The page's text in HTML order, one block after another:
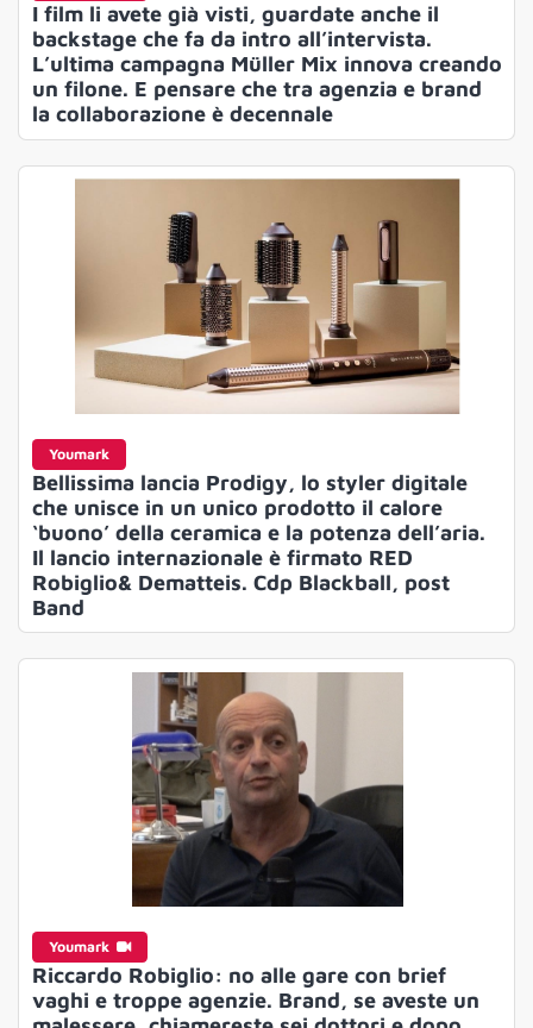
I film li avete già visti, guardate anche il
backstage che fa da intro all’intervista.
L’ultima campagna Müller Mix innova creando
un filone. E pensare che tra agenzia e brand
la collaborazione è decennale
Youmark
Bellissima lancia Prodigy, lo styler digitale
che unisce in un unico prodotto il calore
‘buono’ della ceramica e la potenza dell’aria.
Il lancio internazionale è firmato RED
Robiglio& Dematteis. Cdp Blackball, post
Band
Youmark
Riccardo Robiglio: no alle gare con brief
vaghi e troppe agenzie. Brand, se aveste un